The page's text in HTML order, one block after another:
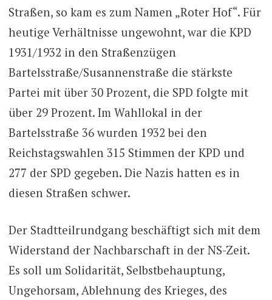
Straßen, so kam es zum Namen „Roter Hof“. Für
heutige Verhältnisse ungewohnt, war die KPD
1931/1932 in den Straßenzügen
Bartelsstraße/Susannenstraße die stärkste
Partei mit über 30 Prozent, die SPD folgte mit
über 29 Prozent. Im Wahllokal in der
Bartelsstraße 36 wurden 1932 bei den
Reichstagswahlen 315 Stimmen der KPD und
277 der SPD gegeben. Die Nazis hatten es in
diesen Straßen schwer.
Der Stadtteilrundgang beschäftigt sich mit dem
Widerstand der Nachbarschaft in der NS-Zeit.
Es soll um Solidarität, Selbstbehauptung,
Ungehorsam, Ablehnung des Krieges, des